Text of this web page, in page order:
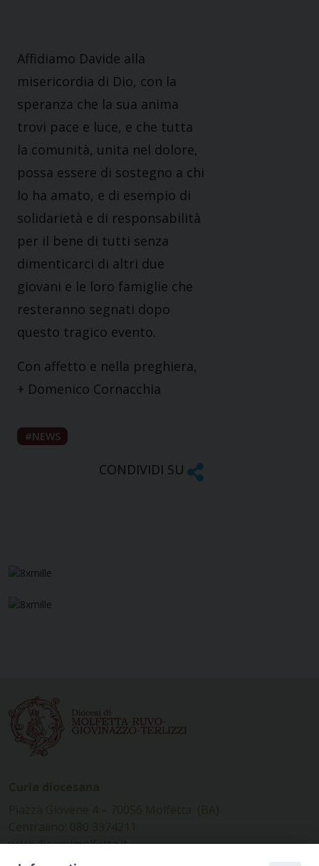
Affidiamo Davide alla
misericordia di Dio, con la
speranza che la sua anima
trovi pace e luce, e che tutta
la comunità, unita nel dolore,
possa essere di sostegno a chi
lo ha amato, e di esempio di
solidarietà e di responsabilità
per il bene di tutti senza
dimenticarci di altri due
giovani e le loro famiglie che
resteranno segnati dopo
questo tragico evento.
Con affetto e nella preghiera,
+ Domenico Cornacchia
NEWS
CONDIVIDI SU
www.diocesimolfetta.it –
diocesimolfetta@pec.chiesacattolica.it